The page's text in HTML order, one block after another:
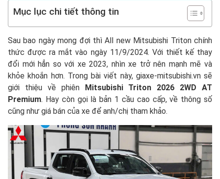
Mục lục chi tiết thông tin
Sau bao ngày mong đợi thì All new Mitsubishi Triton chính
thức được ra mắt vào ngày 11/9/2024. Với thiết kế thay
đổi mới hẳn so với xe 2023, nhìn xe trở nên mạnh mẽ và
khỏe khoắn hơn. Trong bài viết này, giaxe-mitsubishi.vn sẽ
giới thiệu về phiên
Mitsubishi Triton 2026 2WD AT
Premium. Hay còn gọi là bản 1 cầu cao cấp, về thông số
cũng như giá bán của xe để anh/chị tham khảo.